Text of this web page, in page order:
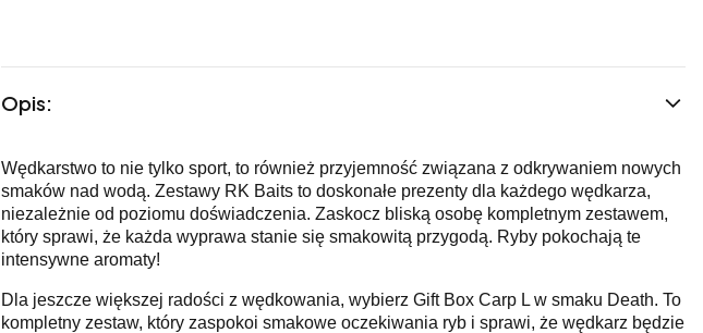
Opis:
Wędkarstwo to nie tylko sport, to również przyjemność związana z odkrywaniem nowych
smaków nad wodą. Zestawy RK Baits to doskonałe prezenty dla każdego wędkarza,
niezależnie od poziomu doświadczenia. Zaskocz bliską osobę kompletnym zestawem,
który sprawi, że każda wyprawa stanie się smakowitą przygodą. Ryby pokochają te
intensywne aromaty!
Dla jeszcze większej radości z wędkowania, wybierz Gift Box Carp L w smaku Death. To
kompletny zestaw, który zaspokoi smakowe oczekiwania ryb i sprawi, że wędkarz będzie